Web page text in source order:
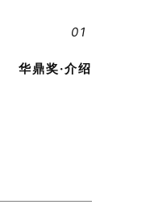
01
华鼎奖·介绍